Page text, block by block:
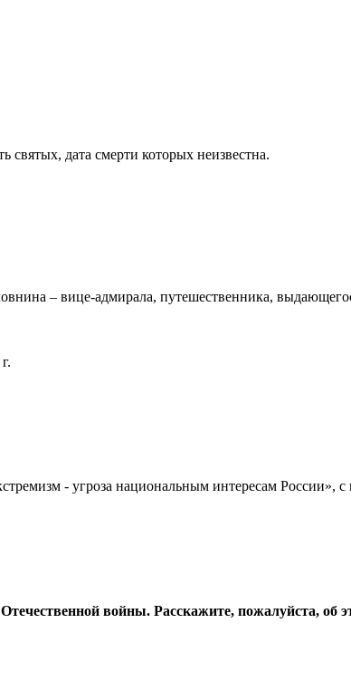
святых, дата смерти которых неизвестна.
– вице-адмирала, путешественника,
- угроза национальным интересам России»,
войны. Расскажите, пожалуйста, об